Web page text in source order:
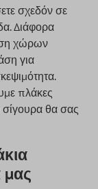
σχεδόν σε
Διάφορα
χώρων
για
πλάκες
σίγουρα θα σας
μας